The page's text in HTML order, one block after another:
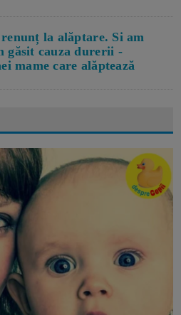
la alăptare. Si am
găsit cauza durerii -
mame care alăptează